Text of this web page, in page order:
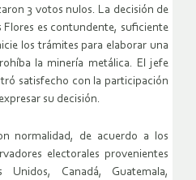
3 votos nulos. La decisión de
Flores es contundente, suficiente
los trámites para elaborar una
la minería metálica. El jefe
satisfecho con la participación
su decisión.
normalidad, de acuerdo a los
electorales provenientes
Canadá, Guatemala,